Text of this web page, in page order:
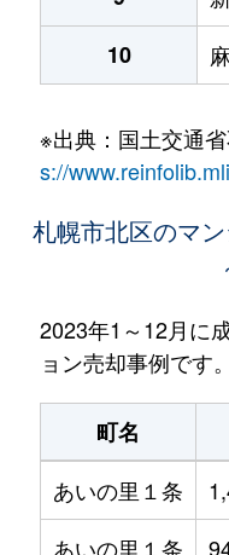
10
※出典：国土交通
s://
札幌市北区のマ
2023年1～12月に
ョン売却事例です。
町名
あいの里１条
あいの里１条